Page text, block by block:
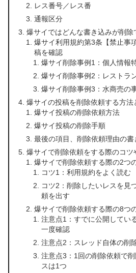
レス番号／レス番
通報区分
爆サイではどんな書き込みが削除
爆サイ利用規約第3条【禁止事
稿を確認
爆サイ削除事例1：個人情報
爆サイ削除事例2：レストラ
爆サイ削除事例3：水商売の
爆サイの投稿を削除依頼する方法
爆サイ投稿の削除依頼方法
爆サイ投稿の削除手順
最後の項目、削除依頼理由の書
爆サイで削除依頼をする際のコツ
爆サイで削除依頼する際の2つ
コツ1：利用規約をよく読む
コツ2：削除したいレスを見
頼を出す
爆サイで削除依頼する際の8つ
注意点1：すでに公開してい
一度確認
注意点2：スレッド自体の削
注意点3：1回の削除依頼で
スは1つ